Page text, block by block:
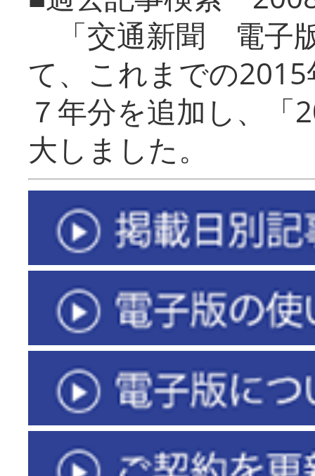
「交通新聞 電子
て、これまでの
７年分を追加し、「
大しまし